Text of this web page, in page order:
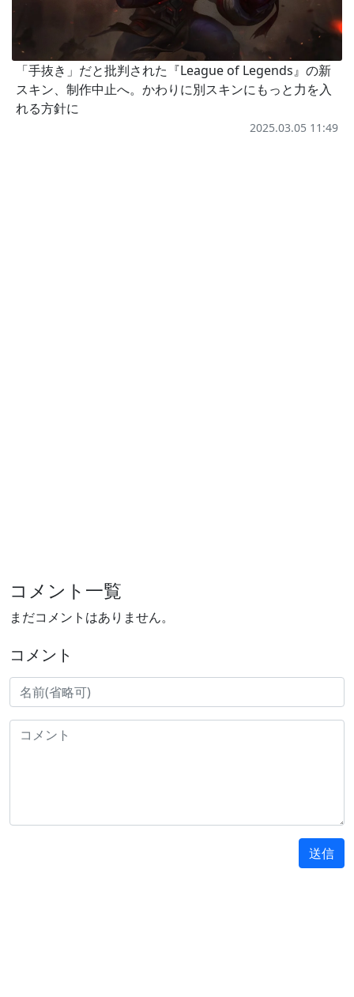
「手抜き」だと批判された『League of Legends』の新
スキン、制作中止へ。かわりに別スキンにもっと力を入
れる方針に
2025.03.05 11:49
コメント一覧
まだコメントはありません。
コメント
送信